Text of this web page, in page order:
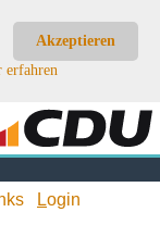
Akzeptieren
erfahren
Login